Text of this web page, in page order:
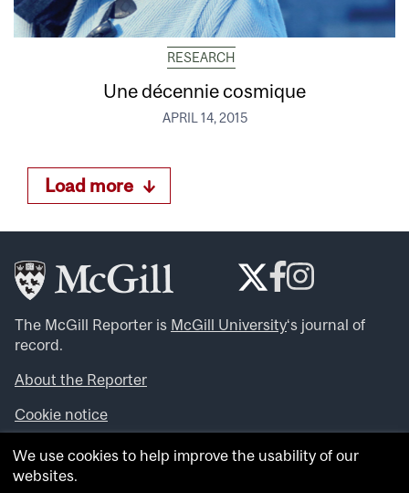
RESEARCH
Une décennie cosmique
APRIL 14, 2015
Load more
The McGill Reporter is McGill University‘s journal of
record.
About the Reporter
Cookie notice
Looking for more news, videos and expert opinions? Try
theMcGill Newsroom .
We use cookies to help improve the usability of our
websites.